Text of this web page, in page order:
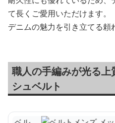
て長くご愛用いただけます。
デニムの魅力を引き立てる頼
職人の手編みが光る
シュベルト